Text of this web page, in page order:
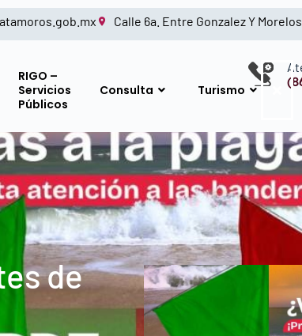
Calle 6a. Entre Gonzalez Y
RIGO –
Servicios
Públicos
Consulta Turismo
de